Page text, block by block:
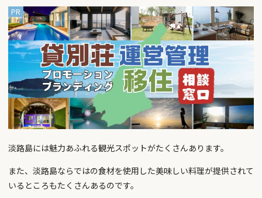
淡路島には魅力あふれる観光スポットがたくさんあります。
また、淡路島ならではの食材を使用した美味しい料理が提供されて
いるところもたくさんあるのです。